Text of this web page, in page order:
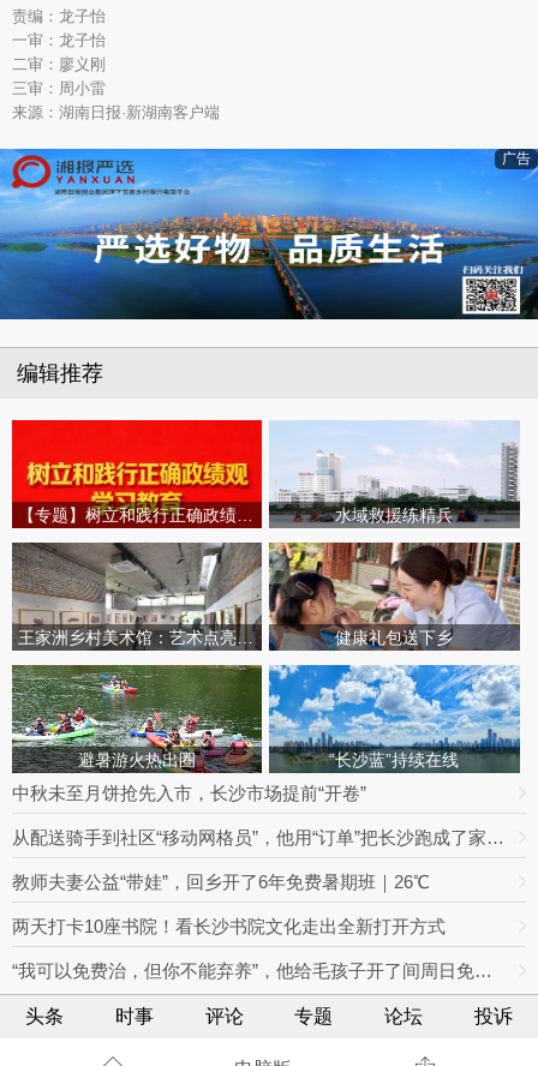
责编：龙子怡
一审：龙子怡
二审：廖义刚
三审：周小雷
来源：湖南日报·新湖南客户端
广告
编辑推荐
水域救援练精兵
王家洲乡村美术馆：艺术点亮田园乡村 健康礼包送下乡
避暑游火热出圈 “长沙蓝”持续在线
中秋未至月饼抢先入市，长沙市场提前“开卷”
从配送骑手到社区“移动网格员”，他用“订单”把长沙跑成了家丨奔跑的人
教师夫妻公益“带娃”，回乡开了6年免费暑期班｜26℃
两天打卡10座书院！看长沙书院文化走出全新打开方式
“我可以免费治，但你不能弃养”，他给毛孩子开了间周日免费诊室
头条 时事 评论 专题 论坛 投诉